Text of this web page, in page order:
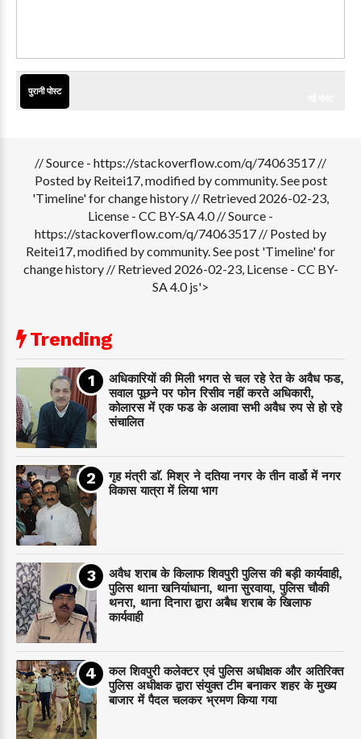
पुरानी पोस्ट
// Source - https://stackoverflow.com/q/74063517 //
Posted by Reitei17, modified by community. See post
'Timeline' for change history // Retrieved 2026-02-23,
License - CC BY-SA 4.0// Source -
https://stackoverflow.com/q/74063517 // Posted by
Reitei17, modified by community. See post 'Timeline' for
change history // Retrieved 2026-02-23, License - CC BY-
SA 4.0 js'>
Trending
अधिकारियों की मिली भगत से चल रहे रेत के अवैध फड,
सवाल पूछने पर फोन रिसीव नहीं करते अधिकारी,
कोलारस में एक फड के अलावा सभी अवैध रुप से हो रहे
संचालित
गृह मंत्री डाॅ. मिश्र ने दतिया नगर के तीन वार्डो में नगर
विकास यात्रा में लिया भाग
अवैध शराब के किलाफ शिवपुरी पुलिस की बड़ी कार्यवाही,
पुलिस थाना खनियांधाना, थाना सुरवाया, पुलिस चौकी
थनरा, थाना दिनारा द्वारा अबैध शराब के खिलाफ
कार्यवाही
कल शिवपुरी कलेक्टर एवं पुलिस अधीक्षक और अतिरिक्त
पुलिस अधीक्षक द्वारा संयुक्त टीम बनाकर शहर के मुख्य
बाजार में पैदल चलकर भ्रमण किया गया